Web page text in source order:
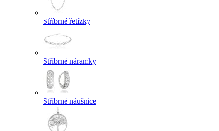
Stříbrné řetízky
Stříbrné náramky
Stříbrné náušnice